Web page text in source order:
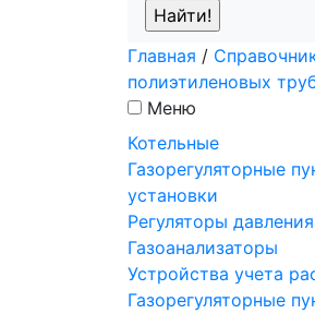
Главная /
полиэтиленовых
Меню
Котельные
Газорегуляторные
установки
Регуляторы давления
Газоанализаторы
Устройства учета
Газорегуляторные